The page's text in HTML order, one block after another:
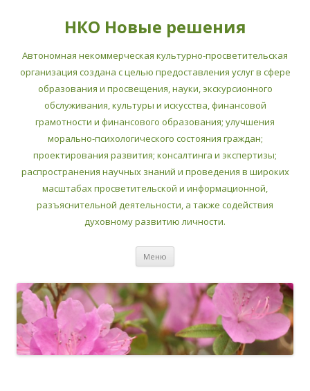
НКО Новые решения
Автономная некоммерческая культурно-просветительская
организация создана с целью предоставления услуг в сфере
образования и просвещения, науки, экскурсионного
обслуживания, культуры и искусства, финансовой
грамотности и финансового образования; улучшения
морально-психологического состояния граждан;
проектирования развития; консалтинга и экспертизы;
распространения научных знаний и проведения в широких
масштабах просветительской и информационной,
разъяснительной деятельности, а также содействия
духовному развитию личности.
Меню